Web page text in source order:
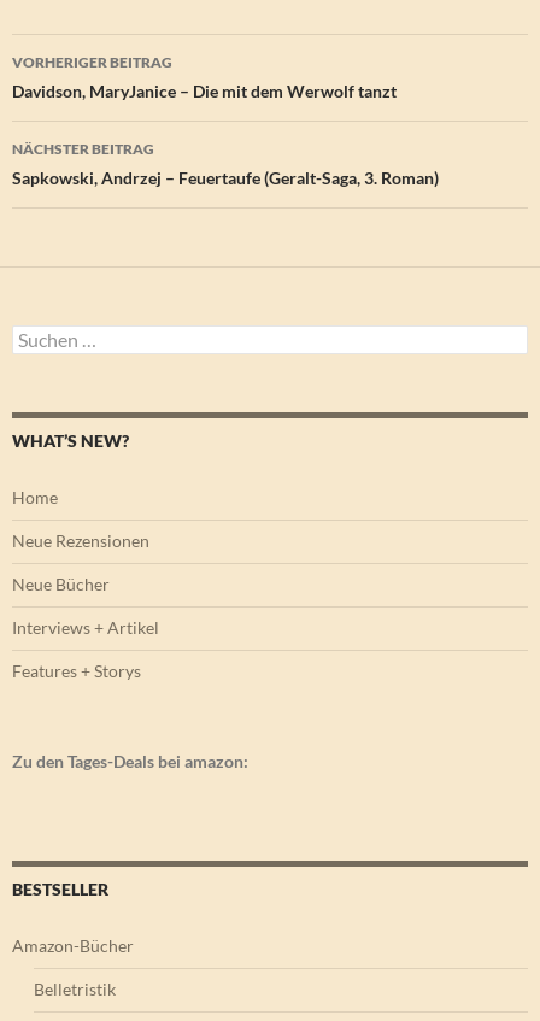
Beitragsnavigation
VORHERIGER BEITRAG
Davidson, MaryJanice – Die mit dem Werwolf tanzt
NÄCHSTER BEITRAG
Sapkowski, Andrzej – Feuertaufe (Geralt-Saga, 3. Roman)
Suchen
nach:
WHAT’S NEW?
Home
Neue Rezensionen
Neue Bücher
Interviews + Artikel
Features + Storys
Zu den Tages-Deals bei amazon:
BESTSELLER
Amazon-Bücher
Belletristik